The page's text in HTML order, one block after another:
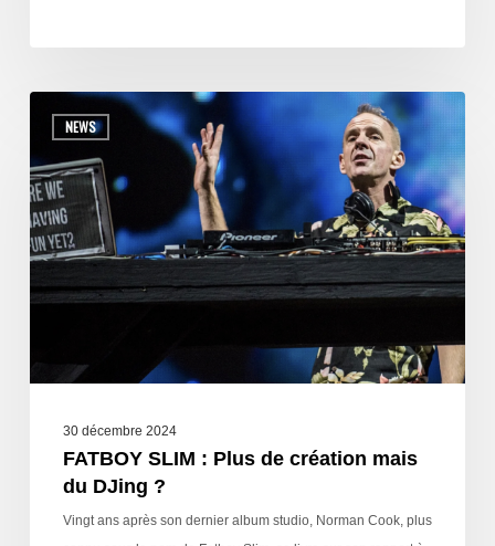
NEWS
30 décembre 2024
FATBOY SLIM : Plus de création mais
du DJing ?
Vingt ans après son dernier album studio, Norman Cook, plus